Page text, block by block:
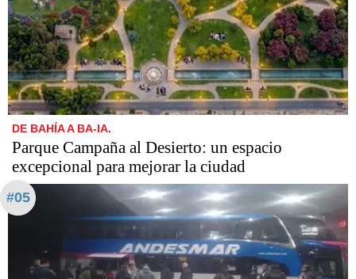
DE BAHÍA A BA-IA.
Parque Campaña al Desierto: un espacio
excepcional para mejorar la ciudad
#05